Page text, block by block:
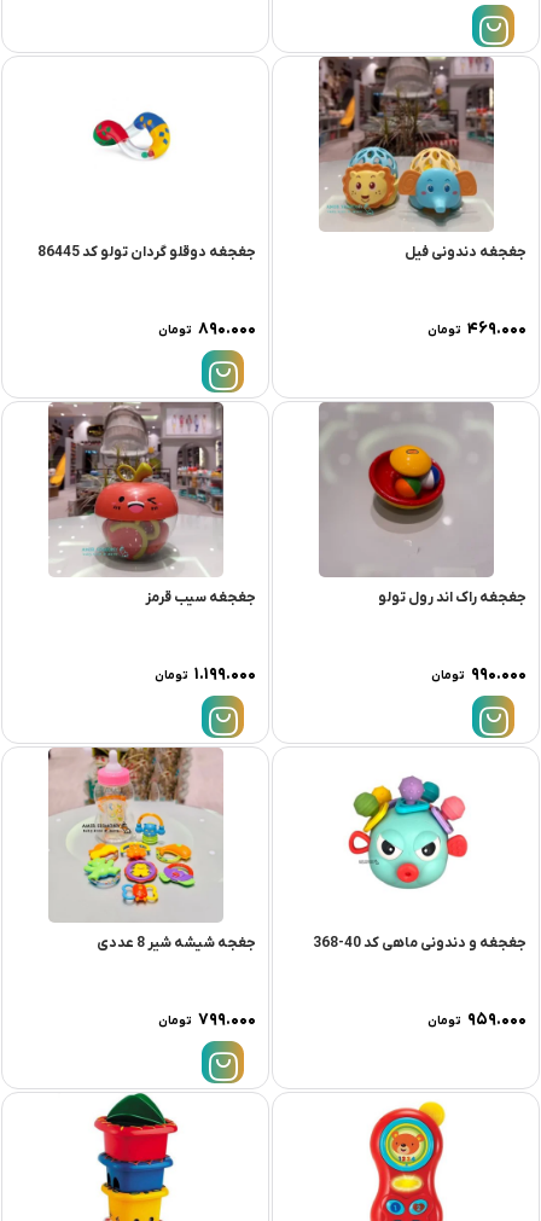
جغجغه دندونی فیل
۴۶۹.۰۰۰ تومان
جغجغه دوقلو گردان تولو کد 86445
۸۹۰.۰۰۰ تومان
جغجغه راک اند رول تولو
۹۹۰.۰۰۰ تومان
جغجغه سیب قرمز
۱.۱۹۹.۰۰۰ تومان
جغجغه و دندونی ماهی کد 40-368
۹۵۹.۰۰۰ تومان
جغجه شیشه شیر 8 عددی
۷۹۹.۰۰۰ تومان